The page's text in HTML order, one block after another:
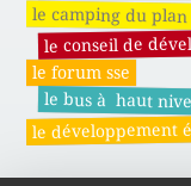
le camping du
le conseil de
le forum sse
le bus à haut
le développement